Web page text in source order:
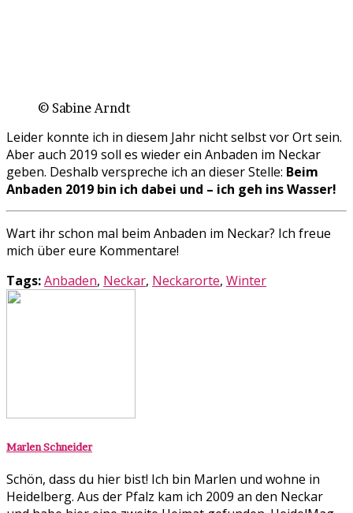
© Sabine Arndt
Leider konnte ich in diesem Jahr nicht selbst vor Ort sein.
Aber auch 2019 soll es wieder ein Anbaden im Neckar
geben. Deshalb verspreche ich an dieser Stelle: Beim
Anbaden 2019 bin ich dabei und – ich geh ins Wasser!
Wart ihr schon mal beim Anbaden im Neckar? Ich freue
mich über eure Kommentare!
Tags:Anbaden, Neckar, Neckarorte, Winter
Marlen Schneider
Schön, dass du hier bist! Ich bin Marlen und wohne in
Heidelberg. Aus der Pfalz kam ich 2009 an den Neckar